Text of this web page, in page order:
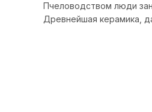
Пчеловодством люди
Древнейшая керамика,